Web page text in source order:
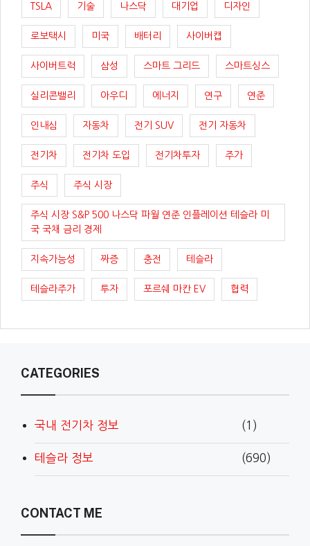
TSLA 기술 나스닥 대기업 디자인
로보택시 미국 배터리 사이버캡
사이버트럭 삼성 스마트 그리드 스마트싱스
실리콘밸리 아우디 에너지 연구 연준
인내심 자동차 전기 SUV 전기 자동차
전기차 전기차 도입 전기차투자 주가
주식 주식 시장
주식 시장 S&P 500 나스닥 파월 연준 인플레이션 테슬라 미
국 국채 금리 경제
지속가능성 짜증 충전 테슬라
테슬라주가 투자 포르쉐 마칸 EV 협력
CATEGORIES
국내 전기차 정보 (1)
테슬라 정보 (690)
CONTACT ME